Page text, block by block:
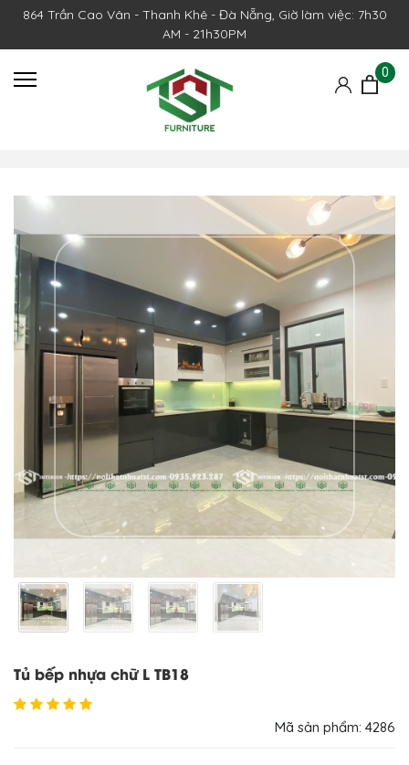
864 Trần Cao Vân - Thanh Khê - Đà Nẵng, Giờ làm việc: 7h30
AM - 21h30PM
0
Tủ bếp nhựa chữ L TB18
Mã sản phẩm: 4286